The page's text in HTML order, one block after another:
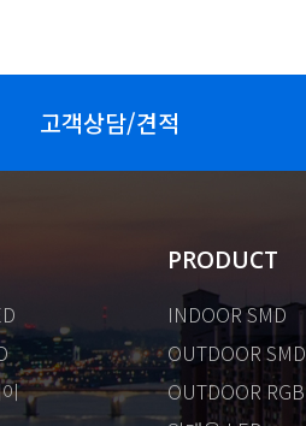
고객상담/견적
PRODUCT
INDOOR SMD
OUTDOOR SMD
OUTDOOR RGB